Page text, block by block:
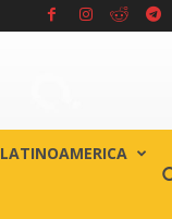
LATINOAMERICA